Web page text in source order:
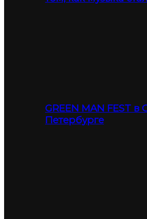
GREEN MAN FEST в
Петербурге